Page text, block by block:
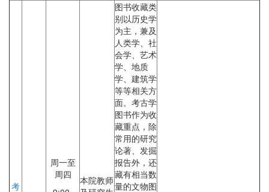
考
周一至
周四
本院教师
图书收藏类
别以历史学
为主，兼及
人类学、社
会学、艺术
学、地质
学、建筑学
等等相关方
面。考古学
图书作为收
藏重点，除
常用的研究
论著、发掘
报告外，还
藏有相当数
量的文物图